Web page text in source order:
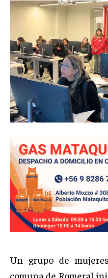
Un grupo de
comuna de Romeral